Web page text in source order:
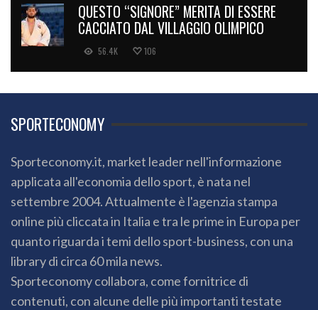
QUESTO “SIGNORE” MERITA DI ESSERE
CACCIATO DAL VILLAGGIO OLIMPICO
56.4K 106
SPORTECONOMY
Sporteconomy.it, market leader nell'informazione
applicata all'economia dello sport, è nata nel
settembre 2004. Attualmente è l'agenzia stampa
online più cliccata in Italia e tra le prime in Europa per
quanto riguarda i temi dello sport-business, con una
library di circa 60 mila news.
Sporteconomy collabora, come fornitrice di
contenuti, con alcune delle più importanti testate